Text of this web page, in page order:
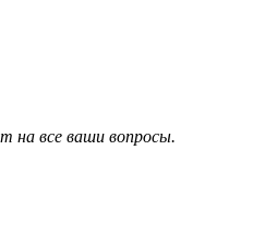
на все ваши вопросы.